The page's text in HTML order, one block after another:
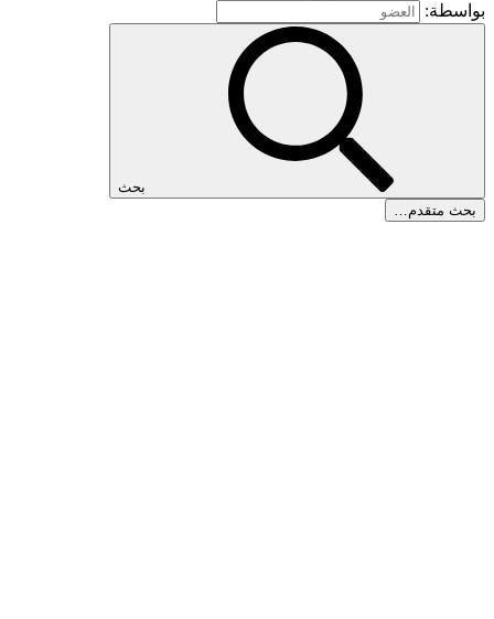
بواسطة:
بحث
بحث متقدم…